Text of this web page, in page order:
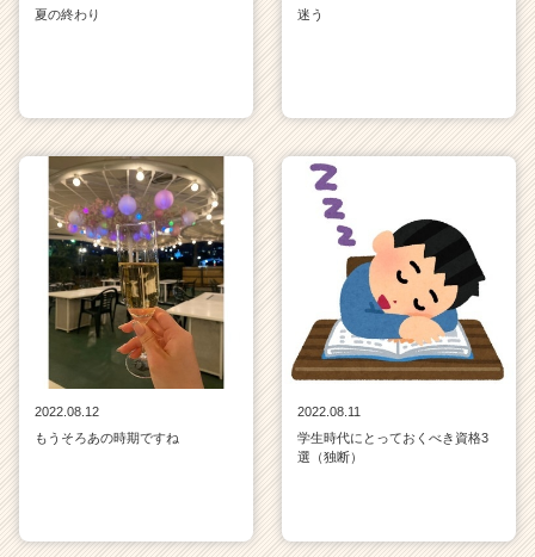
夏の終わり
迷う
2022.08.12
もうそろあの時期ですね
2022.08.11
学生時代にとっておくべき資格3
選（独断）